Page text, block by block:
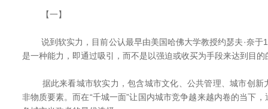
【一】
说到软实力，目前公认最早由美国哈佛大学教授约瑟夫·奈于
是一种能力，即通过吸引，而不是以强迫或收买为手段来达到目的
据此来看城市软实力，包含城市文化、公共管理、城市创新
非物质要素。而在“千城一面”让国内城市竞争越来越内卷的当下